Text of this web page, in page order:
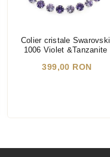
Colier cristale Swarovski
1006 Violet &Tanzanite
399,00 RON